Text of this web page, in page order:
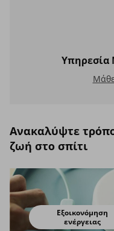
Υπηρεσία
Ανακαλύψτε
ζωή στο σπίτι
Εξοικονόμηση
ενέργειας